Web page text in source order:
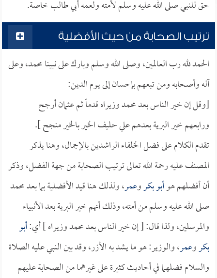
حق للنبي صلى الله عليه وسلم لأمته ولعمه أبي طالب خاصة.
ترتيب الصحابة من حيث الأفضلية
الحمد لله رب العالمين، وصلى الله وسلم وبارك على نبينا محمد، وعلى
آله وأصحابه ومن تبعهم بإحسان إلى يوم الدين:
[وقل إن خير الناس بعد محمد وزيراه قدماً ثم عثمان أرجح
ورابعهم خير البرية بعدهم علي حليف الخير بالخير منجح ].
تقدم الكلام على فضل الخلفاء الراشدين بالإجمال، وهنا يذكر
المصنف عليه رحمة الله تعالى ترتيب الصحابة من جهة الفضل، وذكر
أن أفضلهم هوأبو بكروعمر، ولذلك هنا قيد الأفضلية بما بعد محمد
صلى الله عليه وسلم من أمته، وذلك أنهم خير البرية بعد الأنبياء
والمرسلين، ولذا قال: [ إن خير الناس بعد محمد وزيراه ] أي:أبو
بكروعمر، والوزير: هو ما يشد به الأزر، وقد بين النبي عليه الصلاة
والسلام فضلهما في أحاديث كثيرة على غيرهما من الصحابة عليهم